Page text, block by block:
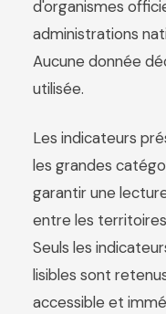
d'organismes
administrations
Aucune donnée
utilisée.
Les indicateurs
les grandes
garantir une
entre les
Seuls les
lisibles sont
accessible et